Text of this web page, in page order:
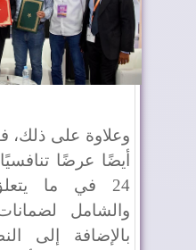
وعلاوة على ذلك،
أيضًا عرضًا
24 في ما
والشامل
بالإضافة إلى